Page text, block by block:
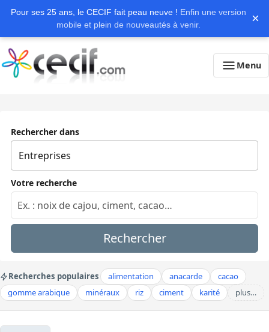
Pour ses 25 ans, le CECIF fait peau neuve ! Enfin une version
mobile et plein de nouveautés à venir.
×
Menu
Rechercher dans
Votre recherche
Rechercher
Recherches populaires alimentation anacarde
cacao
gomme arabique
minéraux riz ciment karité plus…